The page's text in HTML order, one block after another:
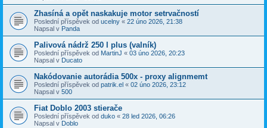
Zhasíná a opět naskakuje motor setrvačností
Poslední příspěvek od ucelny « 22 úno 2026, 21:38
Napsal v Panda
Palivová nádrž 250 l plus (valník)
Poslední příspěvek od MartinJ « 03 úno 2026, 20:23
Napsal v Ducato
Nakódovanie autorádia 500x - proxy alignmemt
Poslední příspěvek od patrik.el « 02 úno 2026, 23:12
Napsal v 500
Fiat Doblo 2003 stierače
Poslední příspěvek od duko « 28 led 2026, 06:26
Napsal v Doblo